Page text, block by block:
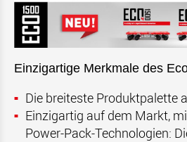
Einzigartige Merkmale des
Die breiteste Produktpalette
Einzigartig auf dem Markt,
Power-Pack-Technologien: